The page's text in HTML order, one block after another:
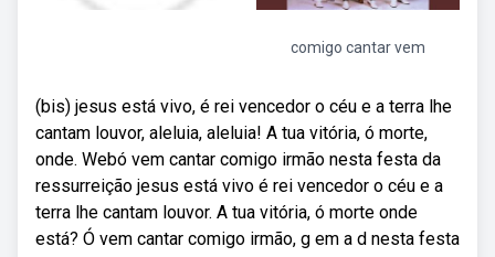
comigo cantar vem
(bis) jesus está vivo, é rei vencedor o céu e a terra lhe
cantam louvor, aleluia, aleluia! A tua vitória, ó morte,
onde. Webó vem cantar comigo irmão nesta festa da
ressurreição jesus está vivo é rei vencedor o céu e a
terra lhe cantam louvor. A tua vitória, ó morte onde
está? Ó vem cantar comigo irmão, g em a d nesta festa